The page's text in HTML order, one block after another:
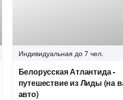
Индивидуальная до 7 чел.
Белорусская Атлантида -
путешествие из Лиды (на
авто)